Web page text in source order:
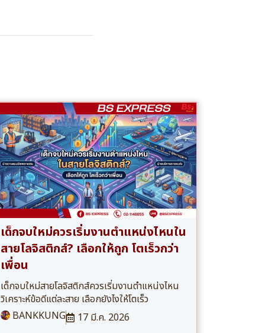
เด็กจบใหม่ควรเริ่มงานตำแหน่งไหนใน
สายโลจิสติกส์? เลือกให้ถูก โตเร็วกว่า
เพื่อน
เด็กจบใหม่สายโลจิสติกส์ควรเริ่มงานตำแหน่งไหน
วิเคราะห์ข้อดีแต่ละสาย เลือกยังไงให้โตเร็ว
BANKKUNG
17 มี.ค. 2026